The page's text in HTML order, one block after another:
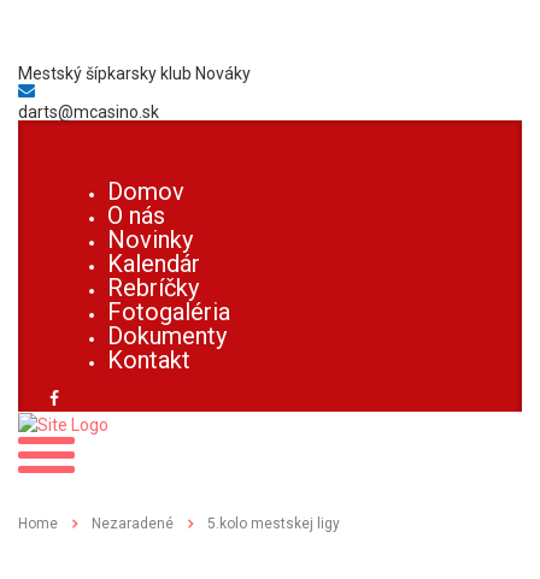
Mestský šípkarsky klub Nováky
darts@mcasino.sk
Domov
O nás
Novinky
Kalendár
Rebríčky
Fotogaléria
Dokumenty
Kontakt
Home Nezaradené 5.kolo mestskej ligy